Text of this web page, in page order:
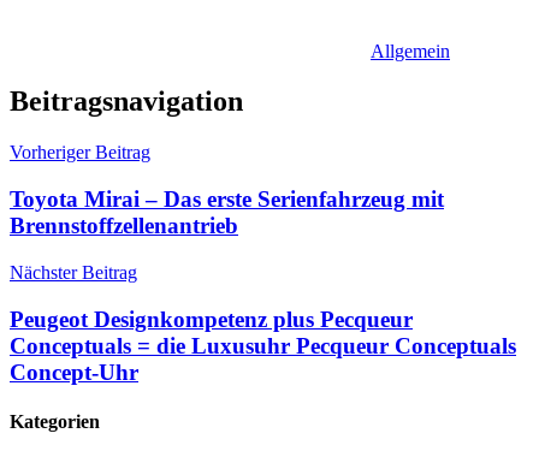
Allgemein
Beitragsnavigation
Vorheriger Beitrag
Toyota Mirai – Das erste Serienfahrzeug mit
Brennstoffzellenantrieb
Nächster Beitrag
Peugeot Designkompetenz plus Pecqueur
Conceptuals = die Luxusuhr Pecqueur Conceptuals
Concept-Uhr
Kategorien